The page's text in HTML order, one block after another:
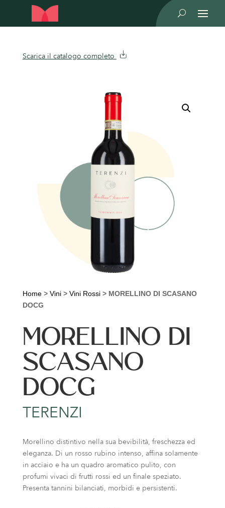
U
Scarica il catalogo completo
Home> Vini> Vini Rossi> MORELLINO DI SCASANO
DOCG
MORELLINO DI
SCASANO
DOCG
TERENZI
Morellino distintivo nella sua bevibilità, freschezza ed
eleganza. Di un rosso rubino intenso, affina solamente
in acciaio e ha un quadro aromatico pulito, con
profumi vivaci di frutti rossi ed un finale speziato.
Presenta tannini bilanciati, morbidi e persistenti.